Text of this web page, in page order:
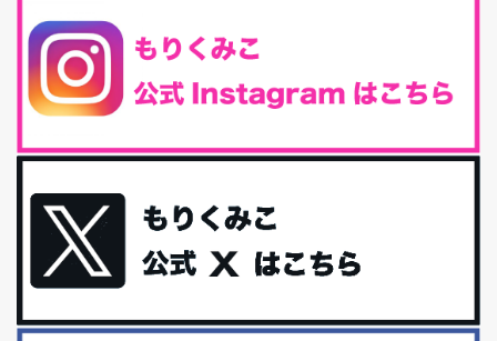
腸内環境を整えることは、健康維持の中でいっちばん大事！だと私
は思っています。 ヒトの免...
iHerb特大セール終了間近！みんな何買う？
最近お風呂上がりの炭酸水をシリカシリカにしているんだけど確か
今回は、最近毎回定期的に購入している「楽天ふるさと納税」の返
礼品トップ５を紹介します。今までいろ...
更年期を穏やかに乗りきるために今できる５つのこと。
アラフィフからの体と心の整え方。 私も気づけばアラフィフ、これ
といった更年期症状はまだ...
白髪・美容・免疫力、現代人に足りないのは海藻！